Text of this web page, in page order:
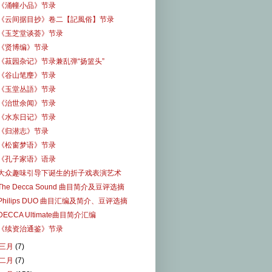
涌幢小品》节录
云间据目抄》卷二【記風俗】节录
玉芝堂谈荟》节录
贤博编》节录
菽园杂记》节录兼乱弹“扬篮头”
谷山笔麈》节录
玉堂丛語》节录
治世余闻》节录
水东日记》节录
归潜志》节录
松窗梦语》节录
孔子家语》语录
众趣味引导下诞生的折子戏表演艺术
Decca Sound 曲目简介及豆评选摘
DUO 曲目汇编及简介、豆评选摘
Ultimate曲目简介汇编
续资治通鉴》节录
月(7)
月(7)